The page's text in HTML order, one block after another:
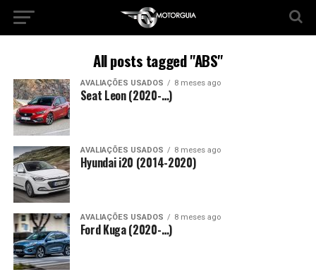
All posts tagged "ABS"
AVALIAÇÕES USADOS 8 meses ago
Seat Leon (2020-…)
AVALIAÇÕES USADOS 8 meses ago
Hyundai i20 (2014-2020)
AVALIAÇÕES USADOS 8 meses ago
Ford Kuga (2020-…)